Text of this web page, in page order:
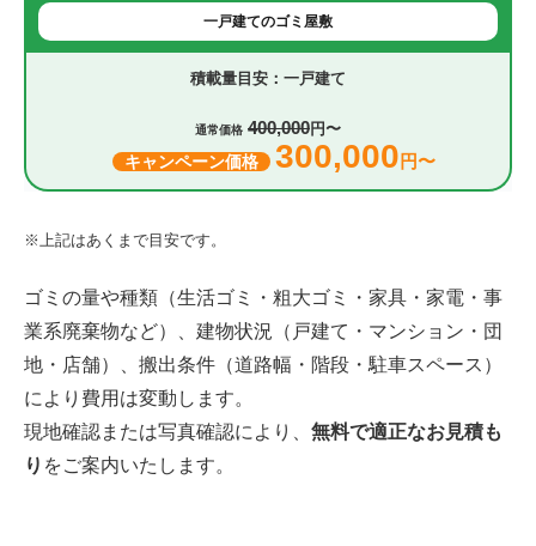
一戸建てのゴミ屋敷
一戸建て
通常価格 400,000円〜
キャンペーン価格 300,000 円〜
※上記はあくまで目安です。
ゴミの量や種類（生活ゴミ・粗大ゴミ・家具・家電・事
業系廃棄物など）、建物状況（戸建て・マンション・団
地・店舗）、搬出条件（道路幅・階段・駐車スペース）
により費用は変動します。
現地確認または写真確認により、 無料で適正なお見積も
り をご案内いたします。